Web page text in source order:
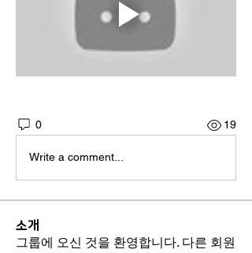
0 19
Write a comment...
소개
그룹에 오신 것을 환영합니다. 다른 회원